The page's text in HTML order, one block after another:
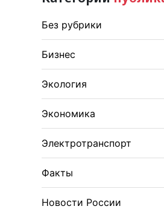
Без рубрики
Бизнес
Экология
Экономика
Электротранспорт
Факты
Новости России